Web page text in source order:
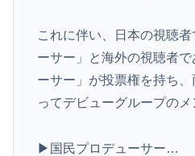
これに伴い、日本の視聴
ーサー」と海外の視聴者
ーサー」が投票権を持ち
ってデビューグループのメ
▶国民プロデューサー…